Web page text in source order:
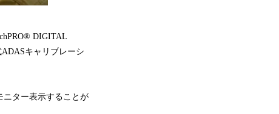
DIGITAL
キャリブレーシ
ニター表示することが